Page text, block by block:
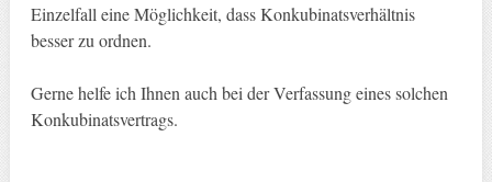
Einzelfall eine Möglichkeit, dass Konkubinatsverhältnis
besser zu ordnen.
Gerne helfe ich Ihnen auch bei der Verfassung eines solchen
Konkubinatsvertrags.